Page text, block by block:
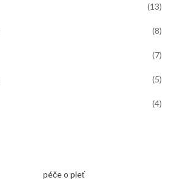
(13)
(8)
(7)
(5)
(4)
péče o pleť